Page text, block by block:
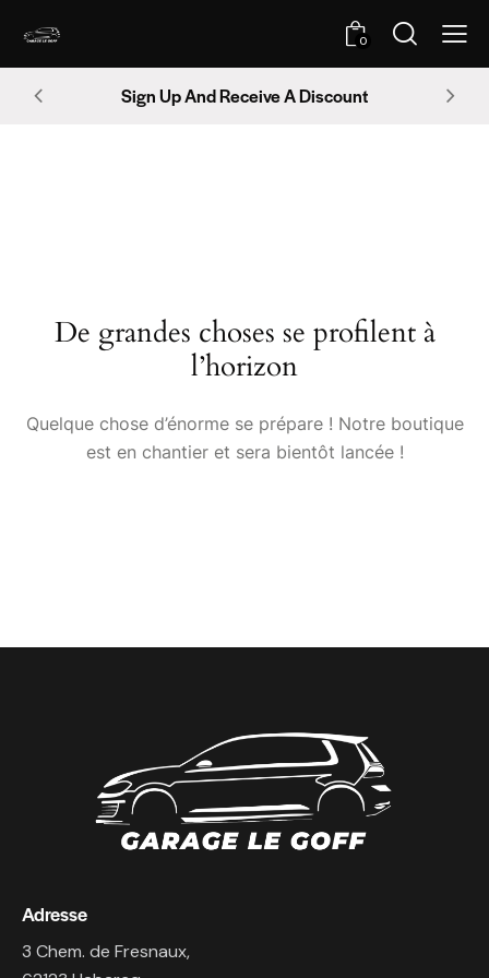
0
Sign Up And Receive A Discount
De grandes choses se profilent à
l’horizon
Quelque chose d’énorme se prépare ! Notre boutique
est en chantier et sera bientôt lancée !
Adresse
3 Chem. de Fresnaux,